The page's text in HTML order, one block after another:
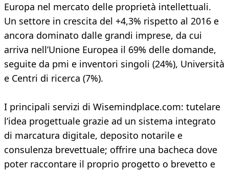
Europa nel mercato delle proprietà intellettuali.
Un settore in crescita del +4,3% rispetto al 2016 e
ancora dominato dalle grandi imprese, da cui
arriva nell’Unione Europea il 69% delle domande,
seguite da pmi e inventori singoli (24%), Università
e Centri di ricerca (7%).
I principali servizi di Wisemindplace.com: tutelare
l’idea progettuale grazie ad un sistema integrato
di marcatura digitale, deposito notarile e
consulenza brevettuale; offrire una bacheca dove
poter raccontare il proprio progetto o brevetto e